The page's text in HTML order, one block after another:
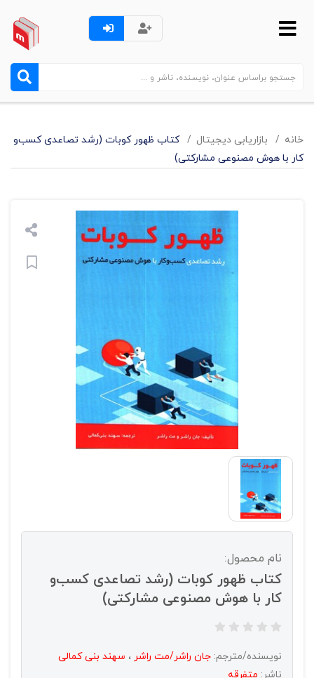
خانه بازاریابی دیجیتال
کتاب ظهور کوبات (رشد تصاعدی کسب‌و
کار با هوش مصنوعی مشارکتی)
نام محصول:
کتاب ظهور کوبات (رشد تصاعدی کسب‌و
کار با هوش مصنوعی مشارکتی)
نویسنده/مترجم: جان راشر/مت راشر ، سهند بنی کمالی
ناشر: متفرقه